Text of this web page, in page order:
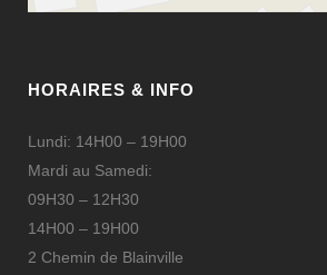
HORAIRES & INFO
Lundi: 14H00 – 19H00
Mardi au Samedi:
09H30 – 12H30
14H00 – 19H00
2 Chemin de Blainville